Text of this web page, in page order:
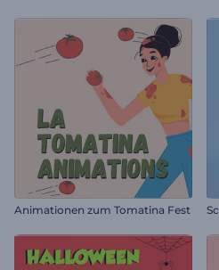
Animationen zum Tomatina Fest